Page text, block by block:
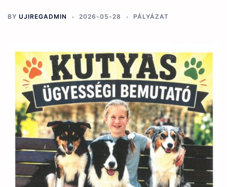
BY UJIREGADMIN 2026-05-28 PÁLYÁZAT